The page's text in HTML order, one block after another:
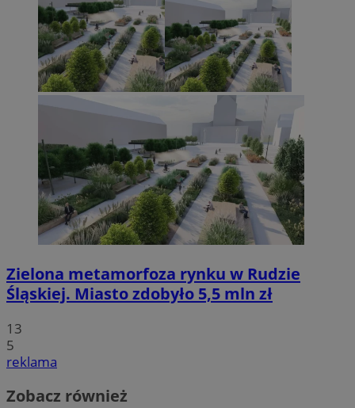
Zielona metamorfoza rynku w Rudzie
Śląskiej. Miasto zdobyło 5,5 mln zł
13
5
reklama
Zobacz również